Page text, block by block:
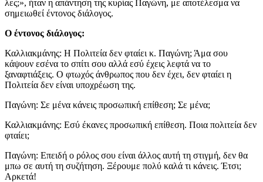
λες;», ήταν η απάντηση της κυρίας Παγώνη, με αποτέλεσμα να
σημειωθεί έντονος διάλογος.
Ο έντονος διάλογος:
Καλλιακμάνης: Η Πολιτεία δεν φταίει κ. Παγώνη; Άμα σου
κάψουν εσένα το σπίτι σου αλλά εσύ έχεις λεφτά να το
ξαναφτιάξεις. Ο φτωχός άνθρωπος που δεν έχει, δεν φταίει η
Πολιτεία δεν είναι υποχρέωση της.
Παγώνη: Σε μένα κάνεις προσωπική επίθεση; Σε μένα;
Καλλιακμάνης: Εσύ έκανες προσωπική επίθεση. Ποια πολιτεία δεν
φταίει;
Παγώνη: Επειδή ο ρόλος σου είναι άλλος αυτή τη στιγμή, δεν θα
μπω σε αυτή τη συζήτηση. Ξέρουμε πολύ καλά τι κάνεις. Έτσι;
Αρκετά!